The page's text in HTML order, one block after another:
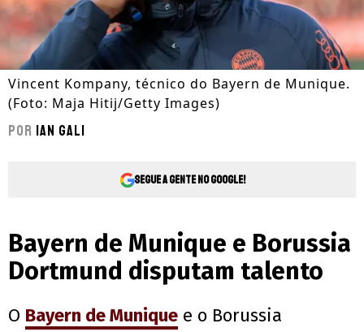
Vincent Kompany, técnico do Bayern de Munique.
(Foto: Maja Hitij/Getty Images)
Por Ian Gali
Segue a gente no Google!
Bayern de Munique e Borussia
Dortmund disputam talento
O Bayern de Munique e o Borussia